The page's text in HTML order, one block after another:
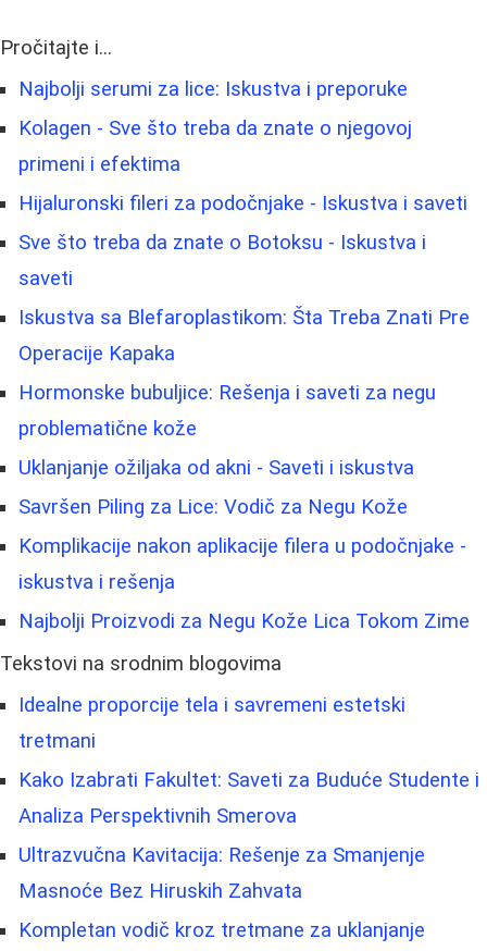
Pročitajte i...
Najbolji serumi za lice: Iskustva i preporuke
Kolagen - Sve što treba da znate o njegovoj
primeni i efektima
Hijaluronski fileri za podočnjake - Iskustva i saveti
Sve što treba da znate o Botoksu - Iskustva i
saveti
Iskustva sa Blefaroplastikom: Šta Treba Znati Pre
Operacije Kapaka
Hormonske bubuljice: Rešenja i saveti za negu
problematične kože
Uklanjanje ožiljaka od akni - Saveti i iskustva
Savršen Piling za Lice: Vodič za Negu Kože
Komplikacije nakon aplikacije filera u podočnjake -
iskustva i rešenja
Najbolji Proizvodi za Negu Kože Lica Tokom Zime
Tekstovi na srodnim blogovima
Idealne proporcije tela i savremeni estetski
tretmani
Kako Izabrati Fakultet: Saveti za Buduće Studente i
Analiza Perspektivnih Smerova
Ultrazvučna Kavitacija: Rešenje za Smanjenje
Masnoće Bez Hiruskih Zahvata
Kompletan vodič kroz tretmane za uklanjanje